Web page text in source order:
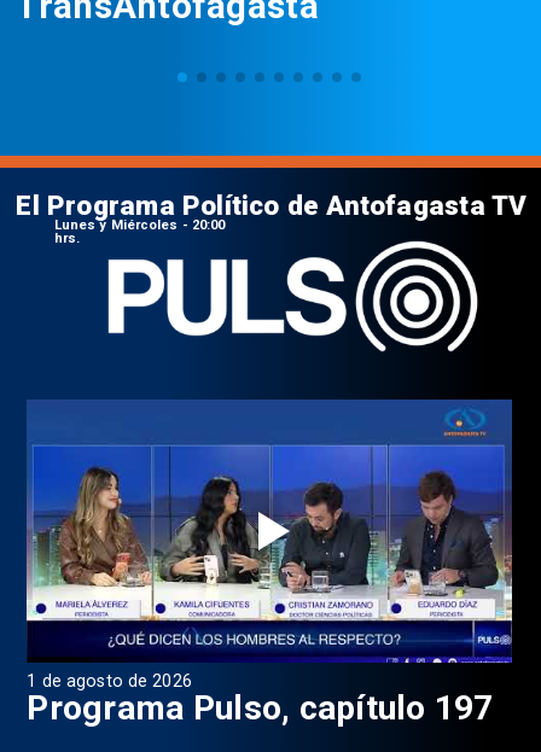
1 de agosto de 2026
Programa Pulso, capítulo 197
El Programa Político de Antofagasta TV
Lunes y Miércoles - 20:00
hrs.